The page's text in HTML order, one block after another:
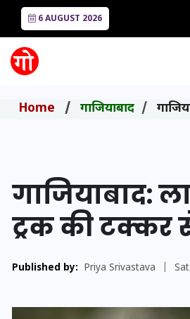
6 AUGUST 2026
Home गाजियाबाद
गाजियाबाद:
ट्रक की टक्कर
Published by: Priya Srivastava